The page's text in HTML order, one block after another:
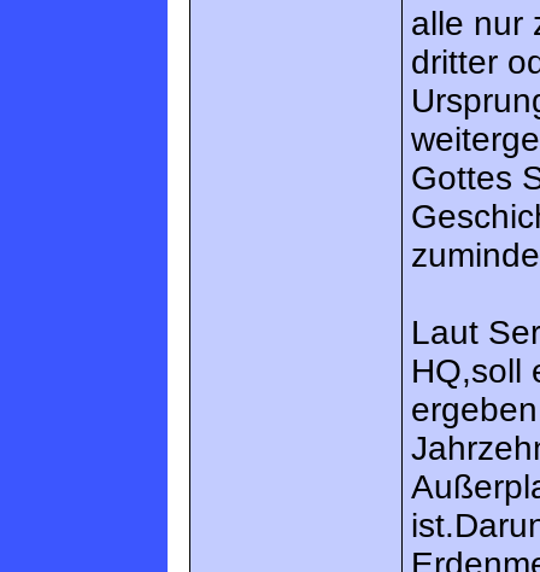
alle nur
dritter
Gottes
Laut
HQ,soll